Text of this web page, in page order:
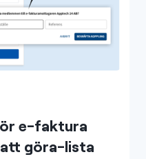
e-faktura
göra-lista